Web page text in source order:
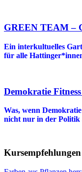
GREEN TEAM –
Ein interkultuelles
für alle
Demokratie
Was, wenn Demokratie
nicht nur in der Politik
Kursempfehlungen